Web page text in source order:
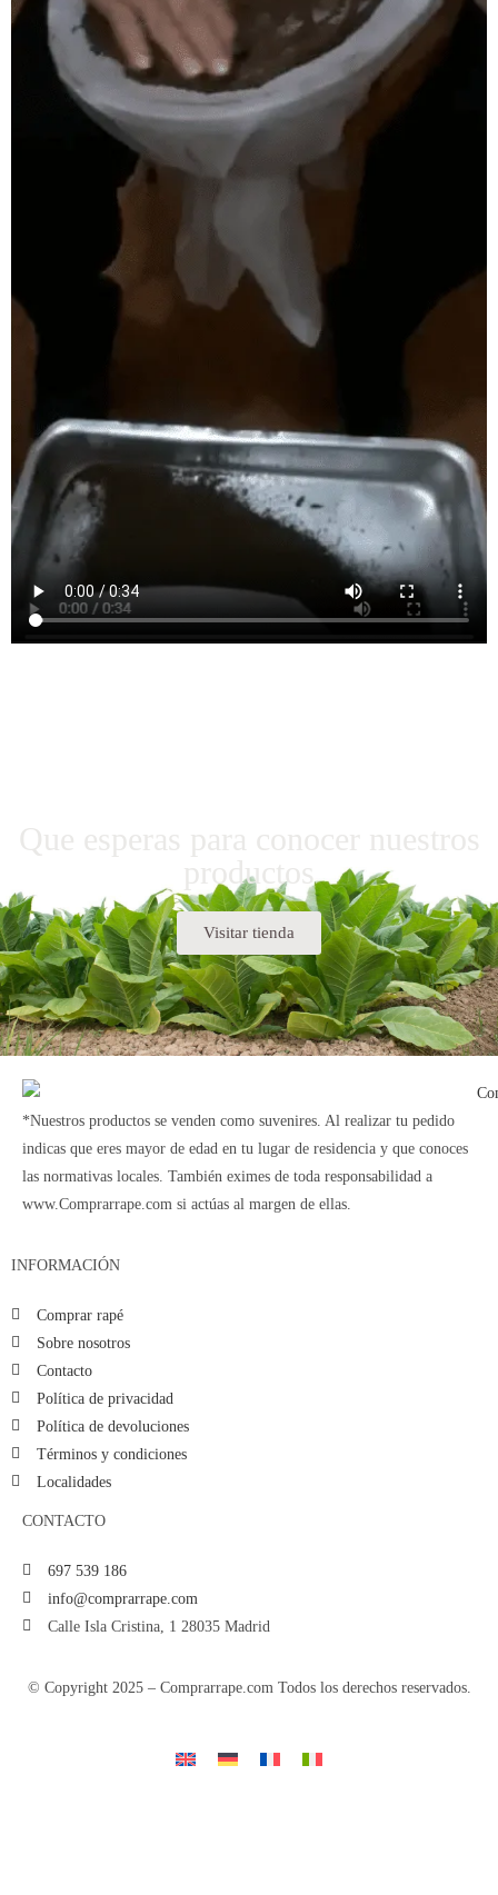
Que esperas para conocer nuestros
productos
Visitar tienda
*Nuestros productos se venden como suvenires. Al realizar tu pedido
indicas que eres mayor de edad en tu lugar de residencia y que conoces
las normativas locales. También eximes de toda responsabilidad a
www.Comprarrape.com si actúas al margen de ellas.
INFORMACIÓN
Comprar rapé
Sobre nosotros
Contacto
Política de privacidad
Política de devoluciones
Términos y condiciones
Localidades
CONTACTO
697 539 186
info@comprarrape.com
Calle Isla Cristina, 1 28035 Madrid
© Copyright 2025 – Comprarrape.com Todos los derechos reservados.